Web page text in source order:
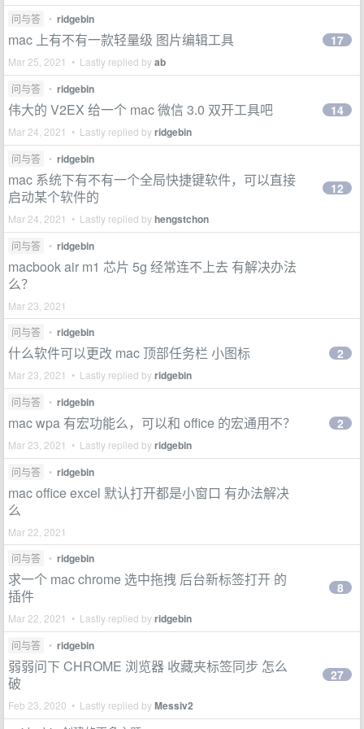
问与答 • ridgebin
mac 上有不有一款轻量级 图片编辑工具
Mar 25, 2021 • Lastly replied byab
17
问与答 • ridgebin
伟大的 V2EX 给一个 mac 微信 3.0 双开工具吧
Mar 24, 2021 • Lastly replied byridgebin
14
问与答 • ridgebin
mac 系统下有不有一个全局快捷键软件，可以直接
启动某个软件的
Mar 24, 2021 • Lastly replied byhengstchon
12
问与答 • ridgebin
macbook air m1 芯片 5g 经常连不上去 有解决办法
么？
Mar 23, 2021
问与答
• ridgebin
什么软件可以更改 mac 顶部任务栏 小图标
Mar 23, 2021 • Lastly replied byridgebin
2
问与答 • ridgebin
mac wpa 有宏功能么，可以和 office 的宏通用不？
Mar 23, 2021 • Lastly replied byridgebin
2
问与答 • ridgebin
mac office excel 默认打开都是小窗口 有办法解决
么
Mar 22, 2021
问与答
• ridgebin
求一个 mac chrome 选中拖拽 后台新标签打开 的
插件
Mar 22, 2021 • Lastly replied byridgebin
8
问与答 • ridgebin
弱弱问下 CHROME 浏览器 收藏夹标签同步 怎么
破
Feb 23, 2020 • Lastly replied byMessiv2
27